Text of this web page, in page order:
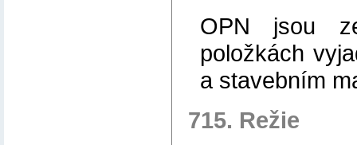
OPN jsou
položkách
a stavebním
715. Režie